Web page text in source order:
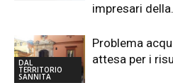
impresari
DAL
TERRITORIO
SANNITA
Problema
attesa per i